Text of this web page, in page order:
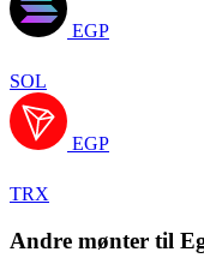
EGP
SOL
EGP
TRX
Andre mønter til